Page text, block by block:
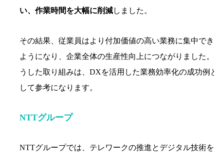
い、作業時間を大幅に削減しました。
その結果、従業員はより付加価値の高い業務に集中でき
ようになり、企業全体の生産性向上につながりました。
うした取り組みは、DXを活用した業務効率化の成功例と
して参考になります。
NTTグループ
NTTグループでは、テレワークの推進とデジタル技術を